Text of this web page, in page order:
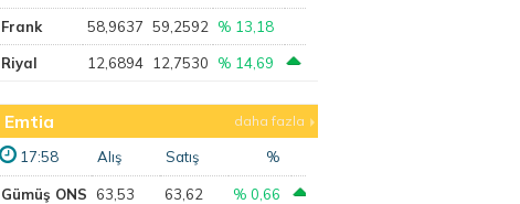
Frank 58,9637 59,2592 % 13,18
Riyal 12,6894 12,7530 % 14,69
Emtia daha fazla
17:58 Alış Satış %
Gümüş ONS 63,53 63,62
% 0,66